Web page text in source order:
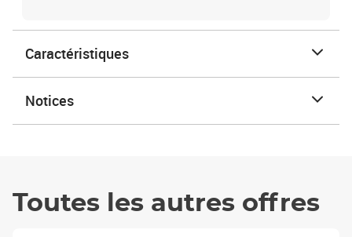
Caractéristiques
Notices
Toutes les autres offres